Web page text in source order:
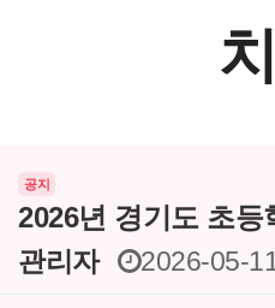
공지
2026년 경기도 초
관리자
2026-05-